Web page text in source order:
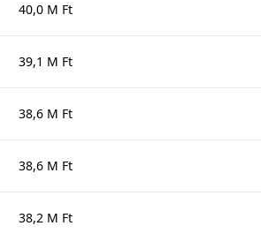
40,0 M Ft
39,1 M Ft
38,6 M Ft
38,6 M Ft
38,2 M Ft